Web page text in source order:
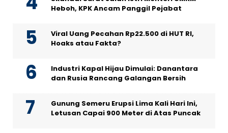
Heboh, KPK Ancam Panggil Pejabat
Viral Uang Pecahan Rp22.500 di HUT RI,
Hoaks atau Fakta?
Industri Kapal Hijau Dimulai: Danantara
dan Rusia Rancang Galangan Bersih
Gunung Semeru Erupsi Lima Kali Hari Ini,
Letusan Capai 900 Meter di Atas Puncak